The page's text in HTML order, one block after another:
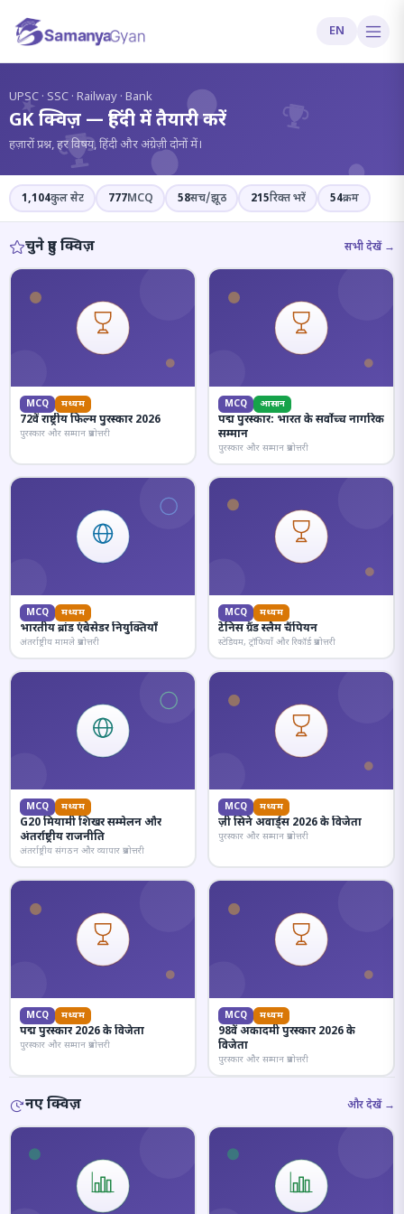
EN
?
UPSC · SSC · Railway · Bank
GK क्विज़ — हिंदी में तैयारी करें
हज़ारों प्रश्न, हर विषय, हिंदी और अंग्रेज़ी दोनों में।
1,104कुल सेट 777MCQ 58सच/झूठ 215रिक्त भरें 54क्रम
चुने हुए क्विज़ सभी देखें →
MCQ मध्यम
72वें राष्ट्रीय फिल्म पुरस्कार 2026
पुरस्कार और सम्मान प्रश्नोत्तरी
MCQ आसान
पद्म पुरस्कार: भारत के सर्वोच्च नागरिक
सम्मान
पुरस्कार और सम्मान प्रश्नोत्तरी
MCQ मध्यम
भारतीय ब्रांड एंबेसेडर नियुक्तियाँ
अंतर्राष्ट्रीय मामले प्रश्नोत्तरी
MCQ मध्यम
टेनिस ग्रैंड स्लैम चैंपियन
स्टेडियम, ट्रॉफियाँ और रिकॉर्ड प्रश्नोत्तरी
MCQ मध्यम
G20 मियामी शिखर सम्मेलन और
अंतर्राष्ट्रीय राजनीति
अंतर्राष्ट्रीय संगठन और व्यापार प्रश्नोत्तरी
MCQ मध्यम
ज़ी सिने अवार्ड्स 2026 के विजेता
पुरस्कार और सम्मान प्रश्नोत्तरी
MCQ मध्यम
पद्म पुरस्कार 2026 के विजेता
पुरस्कार और सम्मान प्रश्नोत्तरी
MCQ मध्यम
98वें अकादमी पुरस्कार 2026 के
विजेता
पुरस्कार और सम्मान प्रश्नोत्तरी
नए क्विज़ और देखें →